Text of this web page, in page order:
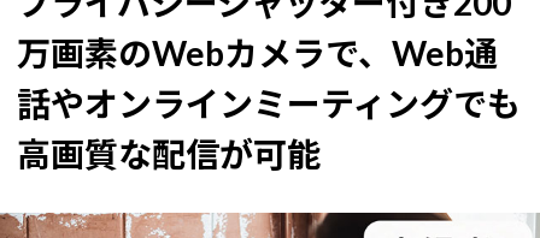
万画素のWebカメラで、 Web通
話やオンラインミーティングでも
高画質な配信が可能